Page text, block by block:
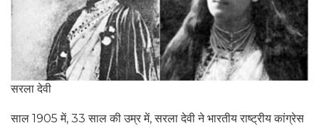
सरला देवी
साल 1905 में, 33 साल की उम्र में, सरला देवी ने भारतीय राष्ट्रीय कांग्रेस